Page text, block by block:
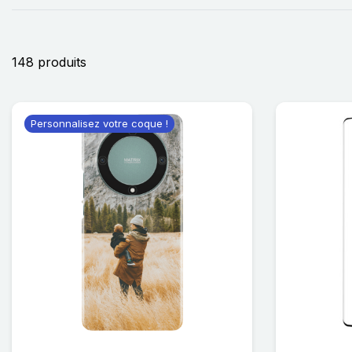
148 produits
Personnalisez votre coque !